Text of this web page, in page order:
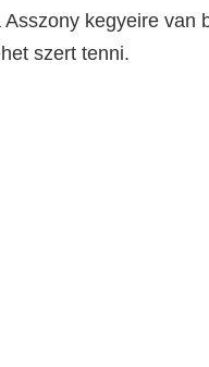
kegyeire van
szert tenni.